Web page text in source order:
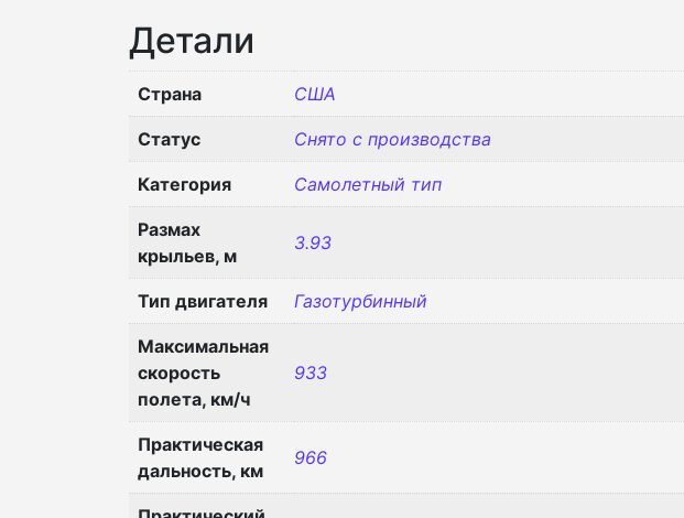
Детали
Страна США
Статус Снято с производства
Категория Самолетный тип
Размах
крыльев, м
3.93
Тип двигателя Газотурбинный
Максимальная
скорость
полета, км/ч
933
Практическая
дальность, км
966